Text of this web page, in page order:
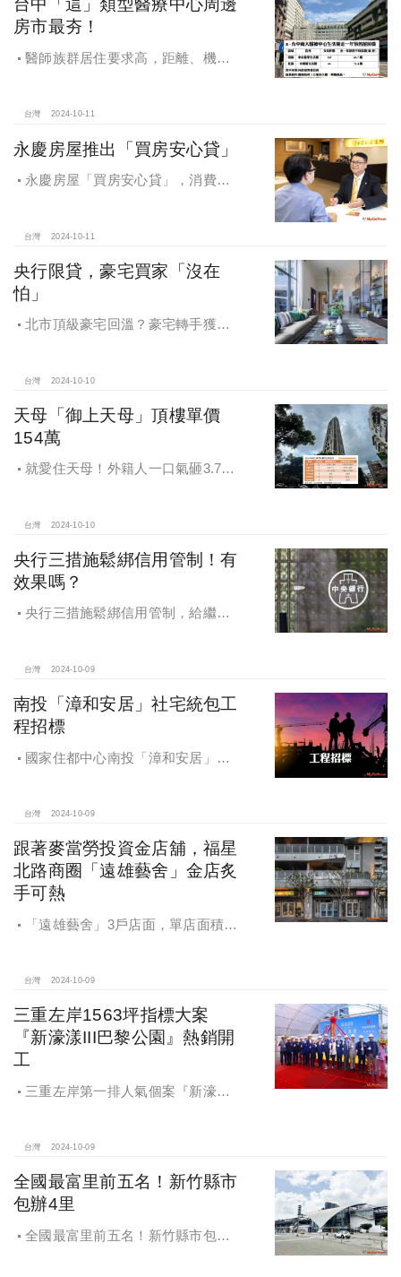
房市最夯！
醫師族群居住要求高，距離、機能
台灣 2024-10-11
永慶房屋推出「買房安心貸」
永慶房屋「買房安心貸」，消費者
產交易安全
台灣 2024-10-11
央行限貸，豪宅買家「沒在
怕」
北市頂級豪宅回溫？豪宅轉手獲利
台灣 2024-10-10
天母「御上天母」頂樓單價
154萬
就愛住天母！外籍人一口氣砸3.78
台灣 2024-10-10
央行三措施鬆綁信用管制！有
效果嗎？
央行三措施鬆綁信用管制，給繼
台灣 2024-10-09
南投「漳和安居」社宅統包工
程招標
國家住都中心南投「漳和安居」社
台灣 2024-10-09
跟著麥當勞投資金店舖，福星
北路商圈「遠雄藝舍」金店炙
手可熱
「遠雄藝舍」3戶店面，單店面積在
百萬的交易行情
台灣 2024-10-09
三重左岸1563坪指標大案
『新濠漾III巴黎公園』熱銷開
工
三重左岸第一排人氣個案『新濠漾III
台灣 2024-10-09
全國最富里前五名！新竹縣市
包辦4里
全國最富里前五名！新竹縣市包辦4